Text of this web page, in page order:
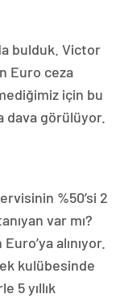
bulduk. Victor
Euro ceza
için bu
dava görülüyor.
%50’si 2
var mı?
alınıyor.
kulübesinde
5 yıllık